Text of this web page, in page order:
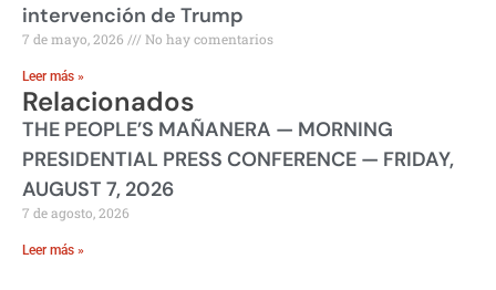
intervención de Trump
7 de mayo, 2026 No hay comentarios
Leer más »
Relacionados
THE PEOPLE’S MAÑANERA — MORNING
PRESIDENTIAL PRESS CONFERENCE — FRIDAY,
AUGUST 7, 2026
7 de agosto, 2026
Leer más »